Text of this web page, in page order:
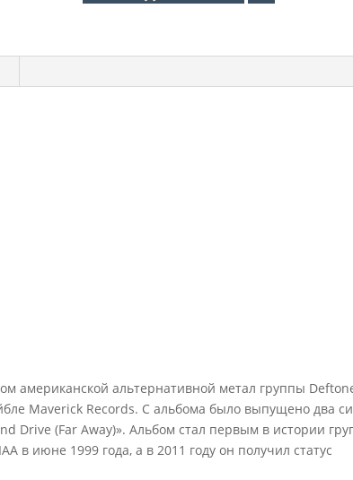
американской альтернативной метал группы
Maverick Records. С альбома было выпущено два
Drive (Far Away)». Альбом стал первым в истории
в июне 1999 года, а в 2011 году он получил статус